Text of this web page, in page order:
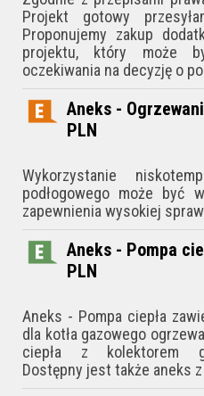
Projekt gotowy
Proponujemy zakup
projektu, który może
oczekiwania na decyzję o
Aneks -
PLN
Wykorzystanie
podłogowego może być
zapewnienia wysokiej
Aneks - Pompa
PLN
Aneks - Pompa ciepła
dla kotła gazowego
ciepła z kolektorem
Dostępny jest także aneks